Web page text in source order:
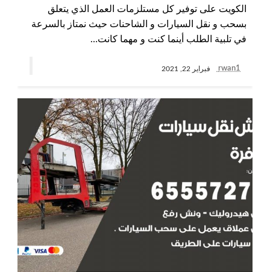
الكويت على توفير كل مستلزمات العمل الذي يتعلق
بسحب و نقل السيارات و الشاحنات حيث نمتاز بالسرعة
في تلبية الطلب أينما كنت و مهما كانت…
rwan1 فبراير 22, 2021